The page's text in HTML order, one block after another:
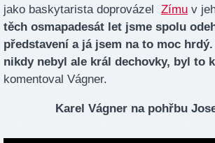
jako baskytarista doprovázel Zímu v
těch osmapadesát let jsme spolu
představení a já jsem na to moc
nikdy nebyl ale král dechovky, byl to
komentoval Vágner.
Karel Vágner na pohřbu